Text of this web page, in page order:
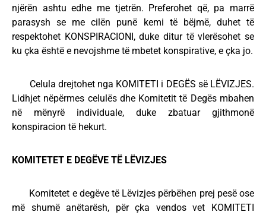
njërën ashtu edhe me tjetrën. Preferohet që, pa marrë
parasysh se me cilën punë kemi të bëjmë, duhet të
respektohet KONSPIRACIONI, duke ditur të vlerësohet se
ku çka është e nevojshme të mbetet konspirative, e çka jo.
Celula drejtohet nga KOMITETI i DEGËS së LËVIZJES.
Lidhjet nëpërmes celulës dhe Komitetit të Degës mbahen
në mënyrë individuale, duke zbatuar gjithmonë
konspiracion të hekurt.
KOMITETET E DEGËVE TË LËVIZJES
Komitetet e degëve të Lëvizjes përbëhen prej pesë ose
më shumë anëtarësh, për çka vendos vet KOMITETI